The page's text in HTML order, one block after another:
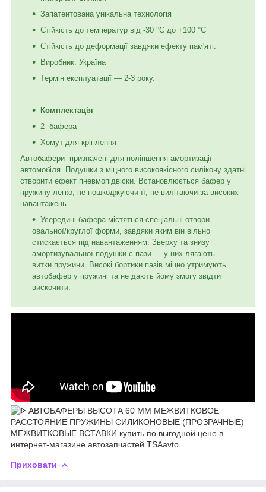
Запатентована унікальна технологія
Стійкість до температур від -30 °C до +100 °C
Стійкість до деформації завдяки ефекту пам'яті.
Виробник: Україна
Термін експлуатації — 2-3 року.
Комплектація
2 бафера
Хомут для кріплення
Автобафери призначені для поліпшення амортизації
автомобіля. Подушки з міцного високоякісного силікону здатні
створити ефект пневмопідвіски. Встановлюється бафер у
пружину легко, не пошкоджуючи її, не вилітаючи за високих
навантажень.
Усередині бафера містяться спеціальні отвори
овальної/круглої форми, завдяки яким він вільно
стискається під навантаженням. Зверху та знизу
амортизувальної подушки є пази — у них лягають
витки пружини. Високі бортики пазів міцно утримують
автобафер у пружині та не дають йому змогу звідти
вискочити.
Приховати